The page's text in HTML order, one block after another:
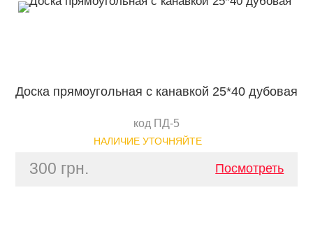
Доска прямоугольная с канавкой 25*40 дубовая
код ПД-5
НАЛИЧИЕ УТОЧНЯЙТЕ
300 грн. Посмотреть